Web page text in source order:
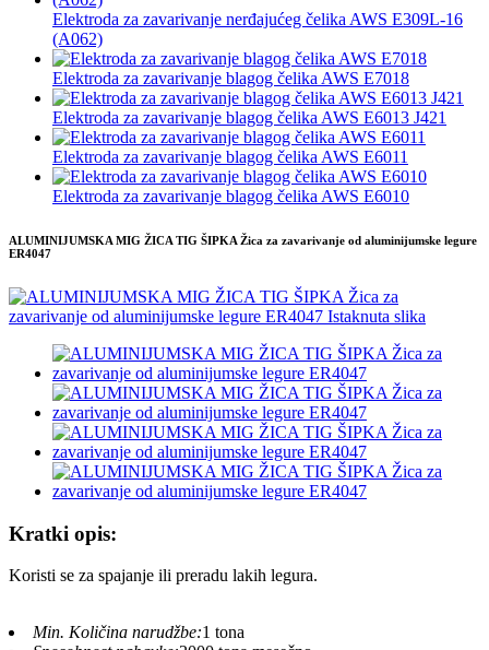
Elektroda za zavarivanje nerđajućeg čelika AWS E309L-16
(A062)
Elektroda za zavarivanje blagog čelika AWS E7018
Elektroda za zavarivanje blagog čelika AWS E6013 J421
Elektroda za zavarivanje blagog čelika AWS E6011
Elektroda za zavarivanje blagog čelika AWS E6010
ALUMINIJUMSKA MIG ŽICA TIG ŠIPKA Žica za zavarivanje od aluminijumske legure
ER4047
Kratki opis:
Koristi se za spajanje ili preradu lakih legura.
Min. Količina narudžbe:1 tona